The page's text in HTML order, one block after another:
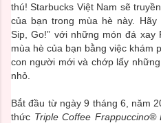
thú! Starbucks Việt Nam sẽ
của bạn trong mùa hè này. Hãy
Sip, Go!” với những món đá
mùa hè của bạn bằng việc khám
con người mới và chớp lấy
nhỏ.
Bắt đầu từ ngày 9 tháng 6, năm
thức Triple Coffee Frappuccino®